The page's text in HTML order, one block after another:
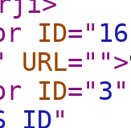
ID=" 16
URL=" ">
ID="3"
"